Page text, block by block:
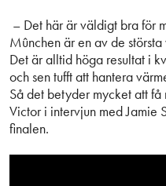
– Det här är väldigt bra för
Mûnchen är en av de
Det är alltid höga resultat i
och sen tufft att hantera
Så det betyder mycket att
Victor i intervjun med Jamie
finalen.